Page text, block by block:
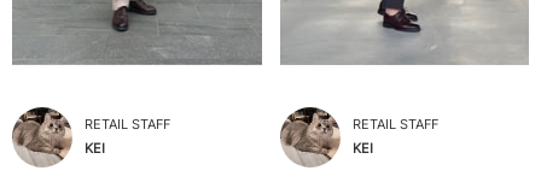
RETAIL STAFF
KEI
RETAIL STAFF
KEI